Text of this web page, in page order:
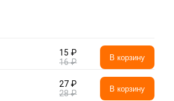
15 ₽
16 ₽
В корзину
27 ₽
28 ₽
В корзину